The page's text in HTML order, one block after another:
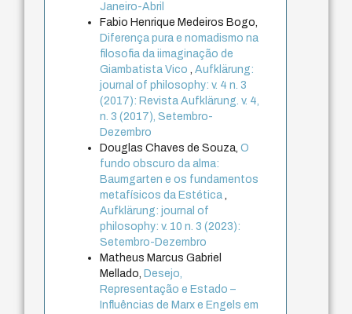
Janeiro-Abril
Fabio Henrique Medeiros Bogo,
Diferença pura e nomadismo na
filosofia da iimaginação de
Giambatista Vico,Aufklärung:
journal of philosophy: v. 4 n. 3
(2017): Revista Aufklärung. v. 4,
n. 3 (2017), Setembro-
Dezembro
Douglas Chaves de Souza,O
fundo obscuro da alma:
Baumgarten e os fundamentos
metafísicos da Estética,
Aufklärung: journal of
philosophy: v. 10 n. 3 (2023):
Setembro-Dezembro
Matheus Marcus Gabriel
Mellado, Desejo,
Representação e Estado –
Influências de Marx e Engels em